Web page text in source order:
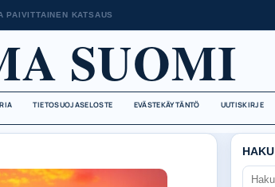
PAIVITTAINEN KATSAUS
SUOMI
TIETOSUOJASELOSTE EVÄSTEKÄYTÄNTÖ UUTISKIRJE
HAKU